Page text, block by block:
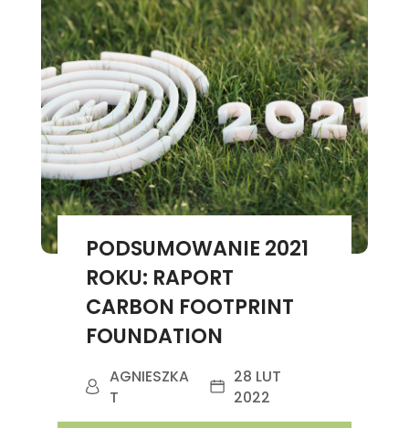
PODSUMOWANIE 2021
ROKU: RAPORT
CARBON FOOTPRINT
FOUNDATION
AGNIESZKA
T
28 LUT
2022